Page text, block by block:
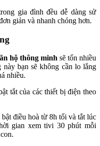
gia đình đều dễ dàng sử
giản và nhanh chóng hơn.
hộ thông minh sẽ tốn nhiều
bạn sẽ không cần lo lắng
nhiều.
tắt của các thiết bị điện theo
điều hoà từ 8h tối và tắt lúc
gian xem tivi 30 phút mỗi